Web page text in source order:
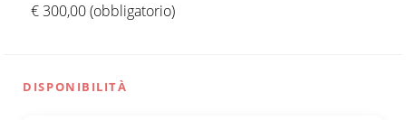
€ 300,00 (obbligatorio)
DISPONIBILITÀ